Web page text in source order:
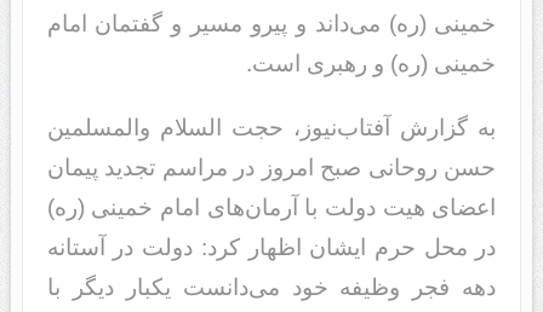
خمینی (ره) می‌داند و پیرو مسیر و گفتمان امام
خمینی (ره) و رهبری است.
به گزارش آفتاب‌نیوز، حجت السلام والمسلمین
حسن روحانی صبح امروز در مراسم تجدید پیمان
اعضای هیت دولت با آرما‌ن‌های امام خمینی (ره)
در محل حرم ایشان اظهار کرد: دولت در آستانه
دهه فجر وظیفه خود می‌دانست یکبار دیگر با